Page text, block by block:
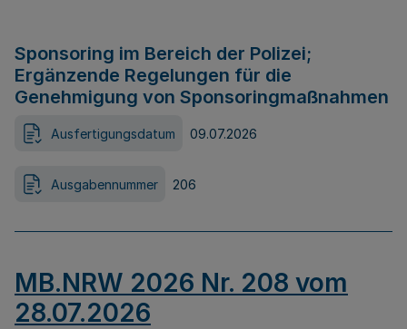
Sponsoring im Bereich der Polizei;
Ergänzende Regelungen für die
Genehmigung von Sponsoringmaßnahmen
Ausfertigungsdatum 09.07.2026
Ausgabennummer 206
MB.NRW 2026 Nr. 208 vom
28.07.2026